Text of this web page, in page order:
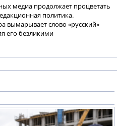
медиа продолжает процветать
политика.
вымарывает слово «русский»
его безликими